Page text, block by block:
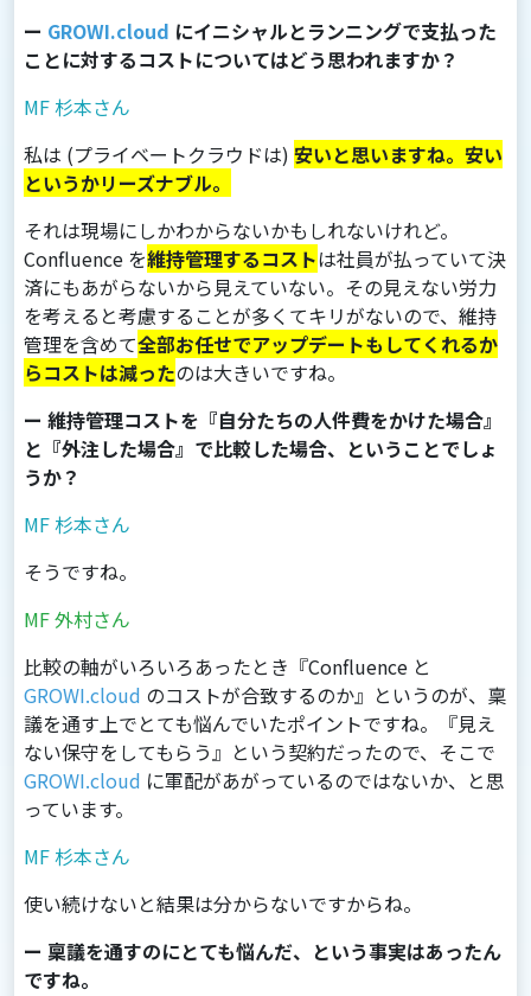
ー GROWI.cloud にイニシャルとランニングで支払った
ことに対するコストについてはどう思われますか？
MF 杉本さん
私は (プライベートクラウドは) 安いと思いますね。安い
というかリーズナブル。
それは現場にしかわからないかもしれないけれど。
Confluence を維持管理するコストは社員が払っていて決
済にもあがらないから見えていない。その見えない労力
を考えると考慮することが多くてキリがないので、維持
管理を含めて全部お任せでアップデートもしてくれるか
らコストは減ったのは大きいですね。
ー 維持管理コストを『自分たちの人件費をかけた場合』
と『外注した場合』で比較した場合、ということでしょ
うか？
MF 杉本さん
そうですね。
MF 外村さん
比較の軸がいろいろあったとき『Confluence と
GROWI.cloud のコストが合致するのか』というのが、稟
議を通す上でとても悩んでいたポイントですね。『見え
ない保守をしてもらう』という契約だったので、そこで
GROWI.cloud に軍配があがっているのではないか、と思
っています。
MF 杉本さん
使い続けないと結果は分からないですからね。
ー 稟議を通すのにとても悩んだ、という事実はあったん
ですね。